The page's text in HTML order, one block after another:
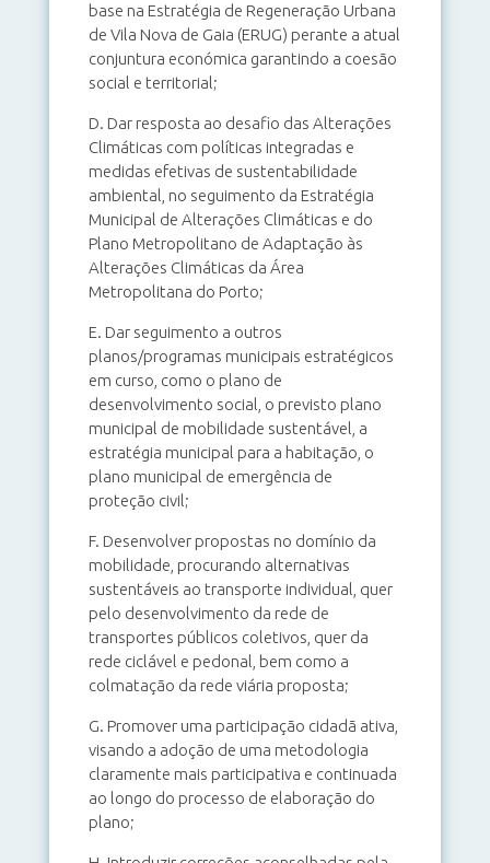
base na Estratégia de Regeneração Urbana
de Vila Nova de Gaia (ERUG) perante a atual
conjuntura económica garantindo a coesão
social e territorial;
D. Dar resposta ao desafio das Alterações
Climáticas com políticas integradas e
medidas efetivas de sustentabilidade
ambiental, no seguimento da Estratégia
Municipal de Alterações Climáticas e do
Plano Metropolitano de Adaptação às
Alterações Climáticas da Área
Metropolitana do Porto;
E. Dar seguimento a outros
planos/programas municipais estratégicos
em curso, como o plano de
desenvolvimento social, o previsto plano
municipal de mobilidade sustentável, a
estratégia municipal para a habitação, o
plano municipal de emergência de
proteção civil;
F. Desenvolver propostas no domínio da
mobilidade, procurando alternativas
sustentáveis ao transporte individual, quer
pelo desenvolvimento da rede de
transportes públicos coletivos, quer da
rede ciclável e pedonal, bem como a
colmatação da rede viária proposta;
G. Promover uma participação cidadã ativa,
visando a adoção de uma metodologia
claramente mais participativa e continuada
ao longo do processo de elaboração do
plano;